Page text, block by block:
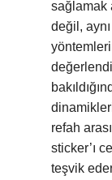
sağlamak
değil,
refah
sticker’ı
teşvik